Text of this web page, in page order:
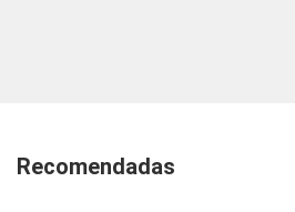
Recomendadas